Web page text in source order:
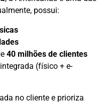
possui:
40 milhões de clientes
(físico + e-
no cliente e prioriza